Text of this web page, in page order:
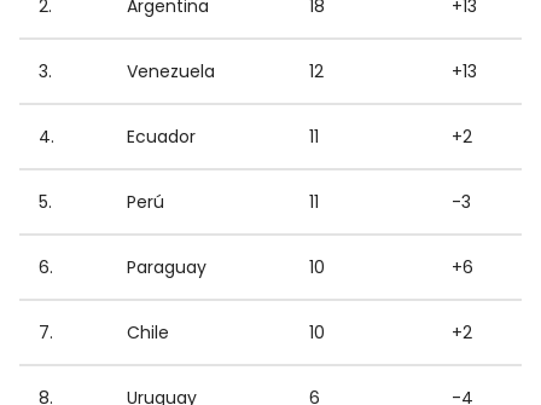
2. Argentina 18 +13
3. Venezuela 12 +13
4. Ecuador 11 +2
5. Perú 11 -3
6. Paraguay 10 +6
7. Chile 10 +2
8. Uruguay 6 -4